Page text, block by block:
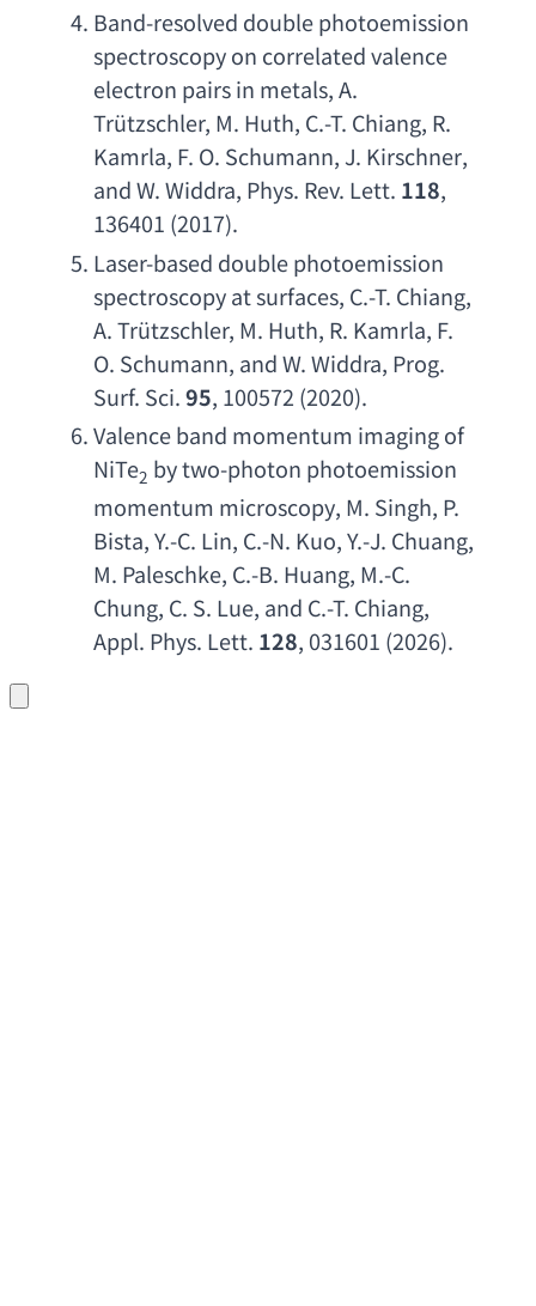
Band-resolved double photoemission
spectroscopy on correlated valence
electron pairs in metals, A.
Trützschler, M. Huth, C.-T. Chiang, R.
Kamrla, F. O. Schumann, J. Kirschner
and W. Widdra, Phys. Rev. Lett. 118,
136401 (2017).
Laser-based double photoemission
spectroscopy at surfaces, C.-T. Chiang
A. Trützschler, M. Huth, R. Kamrla, F.
O. Schumann, and W. Widdra, Prog.
Surf. Sci. 95, 100572 (2020).
Valence band momentum imaging of
NiTe2 by two-photon photoemission
momentum microscopy, M. Singh, P.
Bista, Y.-C. Lin, C.-N. Kuo, Y.-J. Chuang
M. Paleschke, C.-B. Huang, M.-C.
Chung, C. S. Lue, and C.-T. Chiang
Appl. Phys. Lett. 128, 031601 (2026).